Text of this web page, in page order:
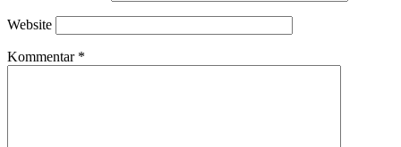
Website
Kommentar *